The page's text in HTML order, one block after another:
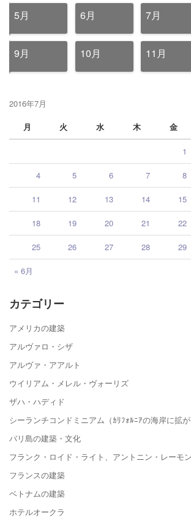
5月 6月 7月
9月 10月 11月
2016年7月
月
火 水 木 金
« 6月
1
4 5 6 7 8
11 12 13 14 15
18 19 20 21 22
25 26 27 28 29
カテゴリー
アメリカの建築
アルヴァロ・シザ
アルヴァ・アアルト
ウイリアム・メレル・ヴォーリズ
ザハ・ハディド
シーランチコンドミニアム（ｶﾘﾌｫﾙﾆｱの海岸に拡が
バリ島の建築・文化
フランク・ロイド・ライト、アントニン・レーモ
フランスの建築
ベトナムの建築
ホテルオークラ